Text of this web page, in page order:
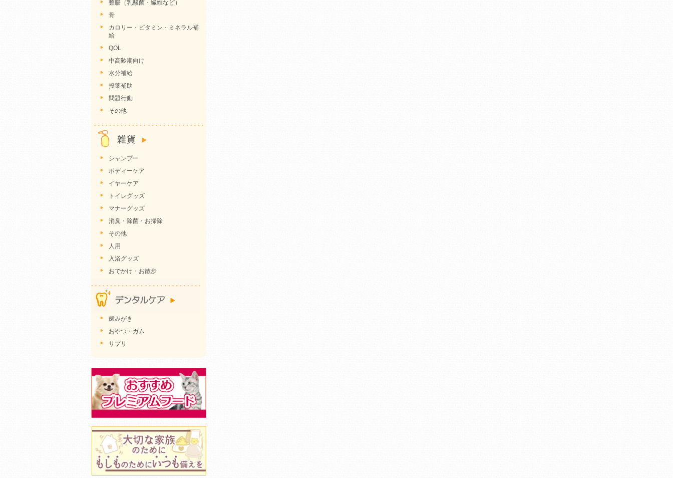
整腸（乳酸菌・繊維など）
骨
カロリー・ビタミン・ミネラル補
給
QOL
中高齢期向け
水分補給
投薬補助
問題行動
その他
シャンプー
ボディーケア
イヤーケア
トイレグッズ
マナーグッズ
消臭・除菌・お掃除
その他
人用
入浴グッズ
おでかけ・お散歩
歯みがき
おやつ・ガム
サプリ